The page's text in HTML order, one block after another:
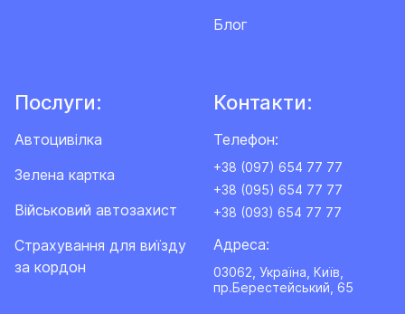
Блог
Послуги:
Автоцивілка
Зелена картка
Військовий автозахист
Cтрахування для виїзду
за кордон
Контакти:
Телефон:
+38 (097) 654 77 77
+38 (095) 654 77 77
+38 (093) 654 77 77
Адреса:
03062, Україна, Київ,
пр.Берестейський, 65